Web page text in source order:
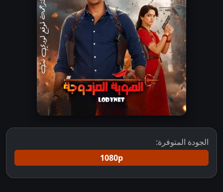
الجودة المتوفرة:
1080p